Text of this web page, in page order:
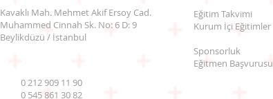
Kavaklı Mah. Mehmet Akif Ersoy Cad.
Muhammed Cinnah Sk. No: 6 D: 9
Beylikdüzü / İstanbul
0 212 909 11 90
0 545 861 30 82
Eğitim Takvimi
Kurum İçi Eğitimler
Sponsorluk
Eğitmen Başvurusu